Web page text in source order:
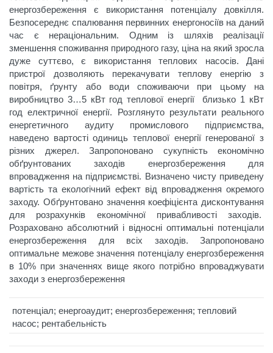
енергозбереження є використання потенціалу довкілля.
Безпосереднє спалювання первинних енергоносіїв на даний
час є нераціональним. Одним із шляхів реалізації
зменшення споживання природного газу, ціна на який зросла
дуже суттєво, є використання теплових насосів. Дані
пристрої дозволяють перекачувати теплову енергію з
повітря, ґрунту або води споживаючи при цьому на
виробництво 3…5 кВт год теплової енергії близько 1 кВт
год електричної енергії. Розглянуто результати реального
енергетичного аудиту промислового підприємства,
наведено вартості одиниць теплової енергії генерованої з
різних джерел. Запропоновано сукупність економічно
обґрунтованих заходів енергозбереження для
впровадження на підприємстві. Визначено чисту приведену
вартість та екологічний ефект від впровадження окремого
заходу. Обґрунтовано значення коефіцієнта дисконтування
для розрахунків економічної привабливості заходів.
Розраховано абсолютний і відносні оптимальні потенціали
енергозбереження для всіх заходів. Запропоновано
оптимальне межове значення потенціалу енергозбереження
в 10% при значеннях вище якого потрібно впроваджувати
заходи з енергозбереження
потенціал; енергоаудит; енергозбереження; тепловий
насос; рентабельність